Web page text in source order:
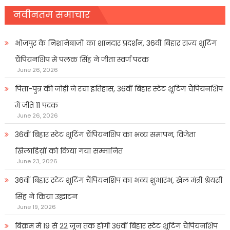
नवीनतम समाचार
भोजपुर के निशानेबाजों का शानदार प्रदर्शन, 36वीं बिहार राज्य शूटिंग
चैंपियनशिप में पलक सिंह ने जीता स्वर्ण पदक
June 26, 2026
पिता-पुत्र की जोड़ी ने रचा इतिहास, 36वीं बिहार स्टेट शूटिंग चैंपियनशिप
में जीते 11 पदक
June 26, 2026
36वीं बिहार स्टेट शूटिंग चैंपियनशिप का भव्य समापन, विजेता
खिलाडिय़ों को किया गया सम्मानित
June 23, 2026
36वीं बिहार स्टेट शूटिंग चैंपियनशिप का भव्य शुभारंभ, खेल मंत्री श्रेयसी
सिंह ने किया उद्घाटन
June 19, 2026
बिक्रम में 19 से 22 जून तक होगी 36वीं बिहार स्टेट शूटिंग चैंपियनशिप